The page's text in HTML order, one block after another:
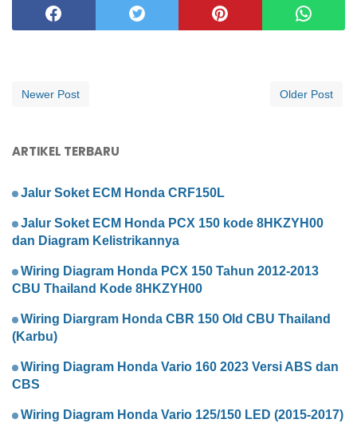
Newer Post Older Post
ARTIKEL TERBARU
Jalur Soket ECM Honda CRF150L
Jalur Soket ECM Honda PCX 150 kode 8HKZYH00
dan Diagram Kelistrikannya
Wiring Diagram Honda PCX 150 Tahun 2012-2013
CBU Thailand Kode 8HKZYH00
Wiring Diargram Honda CBR 150 Old CBU Thailand
(Karbu)
Wiring Diagram Honda Vario 160 2023 Versi ABS dan
CBS
Wiring Diagram Honda Vario 125/150 LED (2015-2017)